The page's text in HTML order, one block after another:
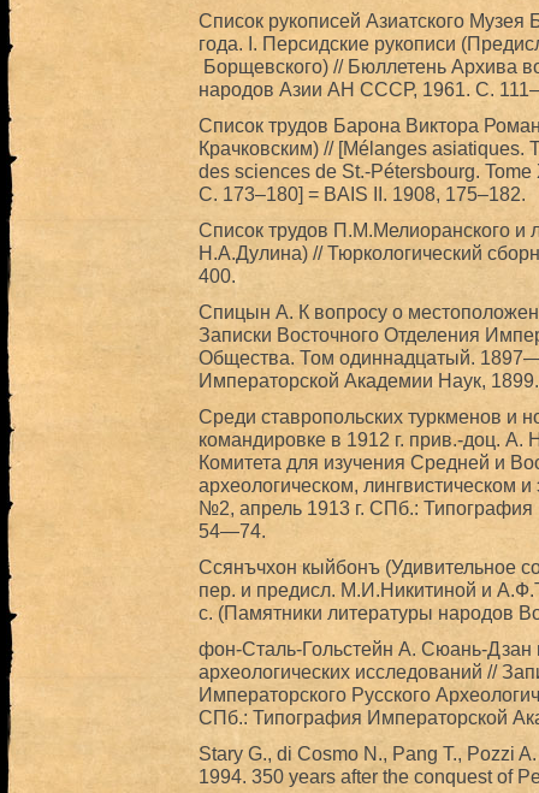
Список рукописей Азиатского
года. I. Персидские рукописи
Борщевского) // Бюллетень Архива
народов Азии АН СССР, 1961. С.
Список трудов Барона Виктора
Крачковским) // [Mélanges asiatiques.
des sciences de St.-Pétersbourg.
С. 173–180] = BAIS II. 1908, 175–182.
Список трудов П.М.Мелиоранского и
Н.А.Дулина) // Тюркологический
400.
Спицын А. К вопросу о
Записки Восточного Отделения
Общества. Том одиннадцатый.
Императорской Академии Наук,
Среди ставропольских туркменов и
командировке в 1912 г. прив.-доц. А.
Комитета для изучения Средней и
археологическом, лингвистическом
№2, апрель 1913 г. СПб.:
54—74.
Ссянъчхон кыйбонъ (Удивительное
пер. и предисл. М.И.Никитиной и
с. (Памятники литературы народов
фон-Сталь-Гольстейн А. Сюань-Дзан
археологических исследований //
Императорского Русского
СПб.: Типография Императорской
Stary G., di Cosmo N., Pang T., Pozzi
1994. 350 years after the conquest of